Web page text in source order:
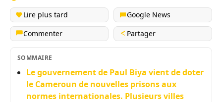
Lire plus tard
Google News
Commenter
Partager
SOMMAIRE
Le gouvernement de Paul Biya vient de doter
le Cameroun de nouvelles prisons aux
normes internationales. Plusieurs villes